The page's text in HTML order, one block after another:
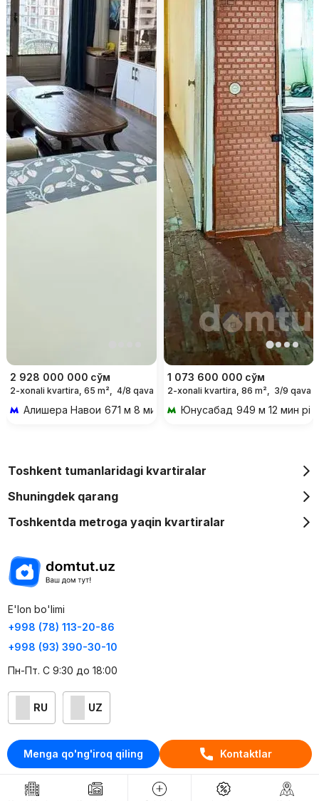
Menga qo'ng'iroq qiling Kontaktlar
2 928 000 000 сўм
2-xonali kvartira, 65 m², 4/8 qavat
Алишера Навои 671 м 8 мин piyoda
1 073 600 000 сўм
2-xonali kvartira, 86 m², 3/9 qavat
Юнусабад 949 м 12 мин
Toshkent tumanlaridagi kvartiralar
Shuningdek qarang
Toshkentda metroga yaqin kvartiralar
E'lon bo'limi
+998 (78) 113-20-86
+998 (93) 390-30-10
Пн-Пт. С 9:30 до 18:00
RU UZ
Kontaktlar
loyiha haqida
Webnow © loyihasi